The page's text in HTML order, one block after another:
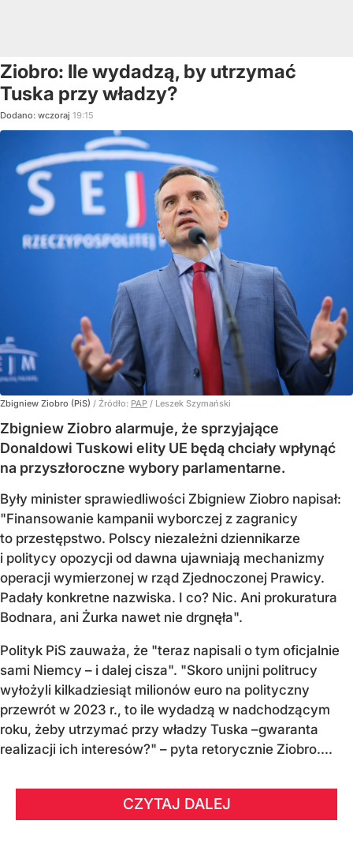
Ziobro: Ile wydadzą, by utrzymać
Tuska przy władzy?
Dodano: wczoraj 19:15
Zbigniew Ziobro (PiS) / Źródło: PAP / Leszek Szymański
Zbigniew Ziobro alarmuje, że sprzyjające
Donaldowi Tuskowi elity UE będą chciały wpłynąć
na przyszłoroczne wybory parlamentarne.
Były minister sprawiedliwości Zbigniew Ziobro napisał:
"Finansowanie kampanii wyborczej z zagranicy
to przestępstwo. Polscy niezależni dziennikarze
i politycy opozycji od dawna ujawniają mechanizmy
operacji wymierzonej w rząd Zjednoczonej Prawicy.
Padały konkretne nazwiska. I co? Nic. Ani prokuratura
Bodnara, ani Żurka nawet nie drgnęła".
Polityk PiS zauważa, że "teraz napisali o tym oficjalnie
sami Niemcy – i dalej cisza". "Skoro unijni politrucy
wyłożyli kilkadziesiąt milionów euro na polityczny
przewrót w 2023 r., to ile wydadzą w nadchodzącym
roku, żeby utrzymać przy władzy Tuska –gwaranta
realizacji ich interesów?" – pyta retorycznie Ziobro....
CZYTAJ DALEJ